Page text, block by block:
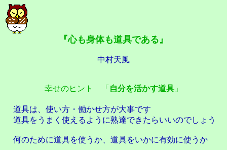
『心も身体も道具である』
中村天風
幸せのヒント 「 自分を活かす道具 」
道具は、使い方・働かせ方が大事です
道具をうまく使えるように熟達できたらいいのでしょう
何のために道具を使うか、道具をいかに有効に使うか